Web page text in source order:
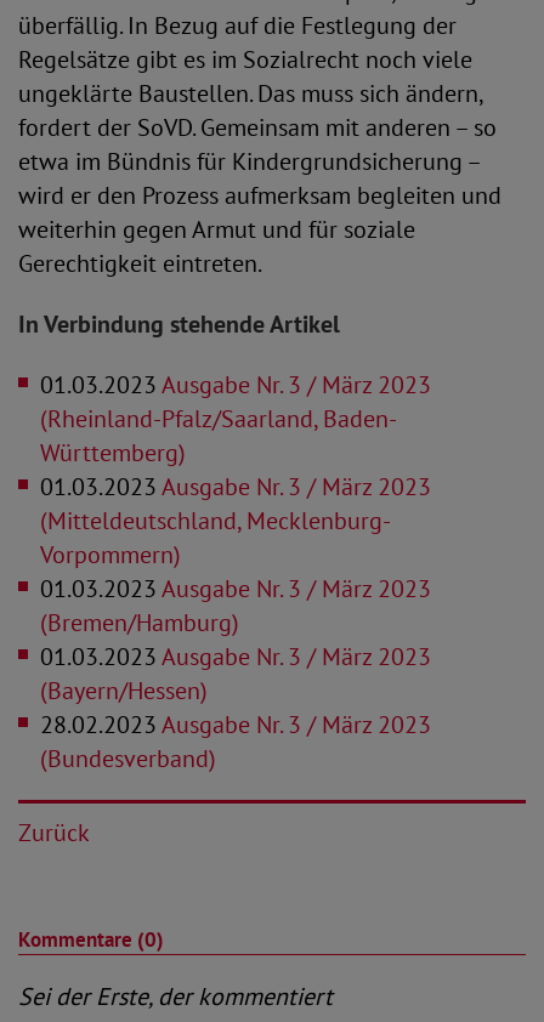
überfällig. In Bezug auf die Festlegung der
Regelsätze gibt es im Sozialrecht noch viele
ungeklärte Baustellen. Das muss sich ändern,
fordert der SoVD. Gemeinsam mit anderen – so
etwa im Bündnis für Kindergrundsicherung –
wird er den Prozess aufmerksam begleiten und
weiterhin gegen Armut und für soziale
Gerechtigkeit eintreten.
In Verbindung stehende Artikel
01.03.2023Ausgabe Nr. 3 / März 2023
(Rheinland-Pfalz/Saarland, Baden-
Württemberg)
01.03.2023Ausgabe Nr. 3 / März 2023
(Mitteldeutschland, Mecklenburg-
Vorpommern)
01.03.2023Ausgabe Nr. 3 / März 2023
(Bremen/Hamburg)
01.03.2023Ausgabe Nr. 3 / März 2023
(Bayern/Hessen)
28.02.2023Ausgabe Nr. 3 / März 2023
(Bundesverband)
Zurück
Kommentare (0)
Sei der Erste, der kommentiert